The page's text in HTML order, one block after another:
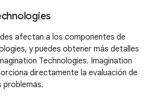
afectan a los componentes de
y puedes obtener más detalles
Technologies. Imagination
directamente la evaluación de
problemas.